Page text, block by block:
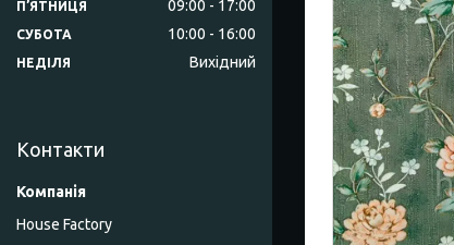
ПʼЯТНИЦЯ 09:00 17:00
СУБОТА 10:00 16:00
НЕДІЛЯ Вихідний
Контакти
House Factory